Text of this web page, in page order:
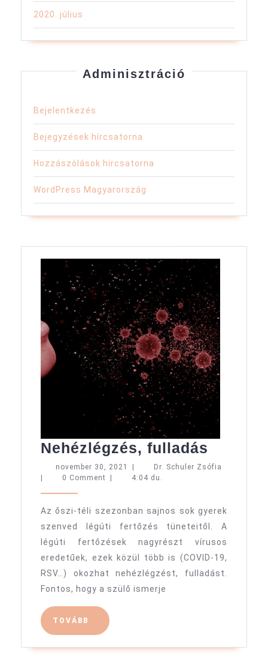
2020. július
Adminisztráció
Bejelentkezés
Bejegyzések hírcsatorna
Hozzászólások hírcsatorna
WordPress Magyarország
Nehézlégzés, fulladás
fulladás
november 30, 2021
november
30,
| Dr. Schuler Zsófia
| 0 Comment | 4:04 du.
Az őszi-téli szezonban sajnos sok gyerek
szenved légúti fertőzés tüneteitől. A
légúti fertőzések nagyrészt vírusos
eredetűek, ezek közül több is (COVID-19,
RSV…) okozhat nehézlégzést, fulladást.
Fontos, hogy a szülő ismerje
TOVÁBB TOVÁBB